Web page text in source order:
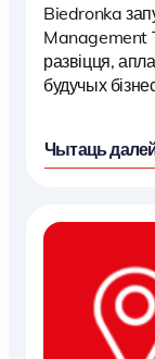
Biedronka
Management
развіцця,
будучых
Чытаць